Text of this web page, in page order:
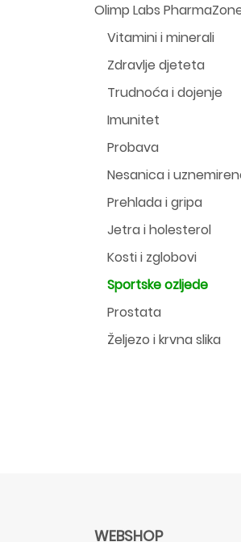
Olimp Labs
Vitamini i minerali
Zdravlje djeteta
Trudnoća i dojenje
Imunitet
Probava
Nesanica i
Prehlada i gripa
Jetra i holesterol
Kosti i zglobovi
Sportske ozljede
Prostata
Željezo i krvna slika
WEBSHOP